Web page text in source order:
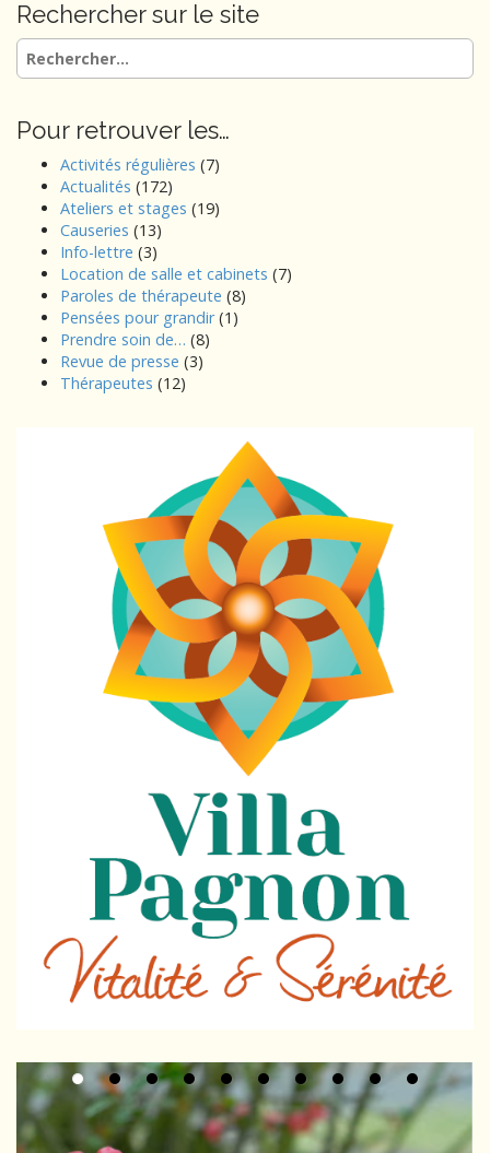
Rechercher sur le site
Rechercher :
Pour retrouver les…
Activités régulières (7)
Actualités (172)
Ateliers et stages (19)
Causeries (13)
Info-lettre (3)
Location de salle et cabinets (7)
Paroles de thérapeute (8)
Pensées pour grandir(1)
Prendre soin de… (8)
Revue de presse (3)
Thérapeutes (12)